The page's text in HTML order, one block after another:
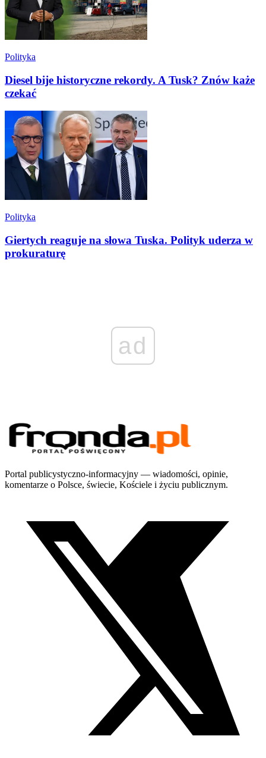
Polityka
Diesel bije historyczne rekordy. A Tusk? Znów każe
czekać
Polityka
Giertych reaguje na słowa Tuska. Polityk uderza w
prokuraturę
ad
Portal publicystyczno-informacyjny — wiadomości, opinie,
komentarze o Polsce, świecie, Kościele i życiu publicznym.